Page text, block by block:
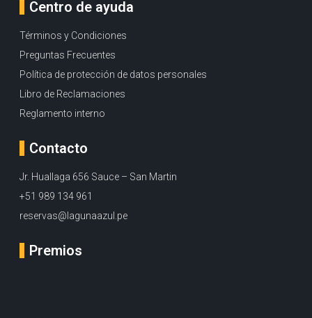
Centro de ayuda
Términos y Condiciones
Preguntas Frecuentes
Política de protección de datos personales
Libro de Reclamaciones
Reglamento interno
Contacto
Jr. Huallaga 656 Sauce – San Martin
+51 989 134 961
reservas@lagunaazul.pe
Premios